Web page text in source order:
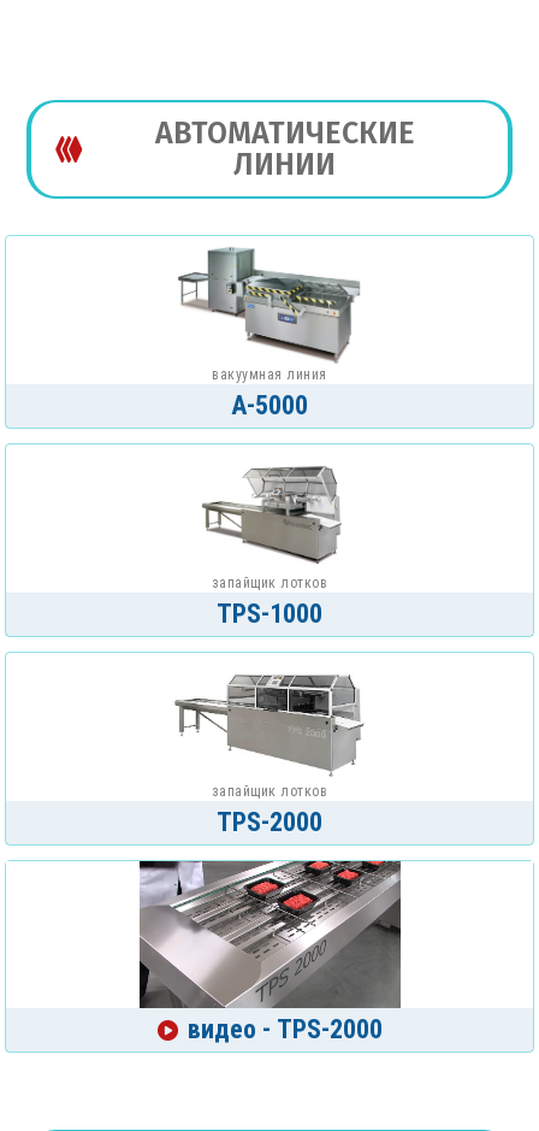
АВТОМАТИЧЕСКИЕ
ЛИНИИ
вакуумная линия
A-5000
запайщик лотков
TPS-1000
запайщик лотков
TPS-2000
видео - TPS-2000